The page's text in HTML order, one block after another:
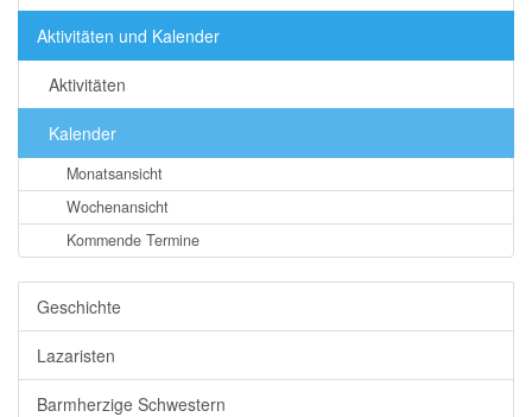
Aktivitäten und Kalender
Aktivitäten
Kalender
Monatsansicht
Wochenansicht
Kommende Termine
Geschichte
Lazaristen
Barmherzige Schwestern